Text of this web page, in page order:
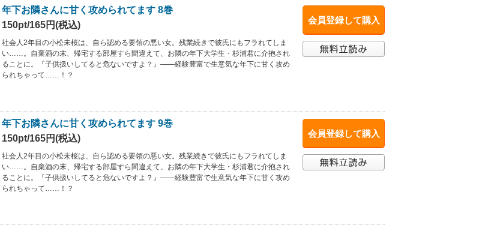
会員登録して購入
年下お隣さんに甘く攻められてます 8巻
150pt/165円(税込)
社会人2年目の小松未桜は、自ら認める要領の悪い女。残業続きで彼氏にもフラれてしま
い……。自棄酒の末、帰宅する部屋すら間違えて、お隣の年下大学生・杉浦君に介抱され
ることに。『子供扱いしてると危ないですよ？』――経験豊富で生意気な年下に甘く攻め
られちゃって……！？
会員登録して購入
年下お隣さんに甘く攻められてます 9巻
150pt/165円(税込)
社会人2年目の小松未桜は、自ら認める要領の悪い女。残業続きで彼氏にもフラれてしま
い……。自棄酒の末、帰宅する部屋すら間違えて、お隣の年下大学生・杉浦君に介抱され
ることに。『子供扱いしてると危ないですよ？』――経験豊富で生意気な年下に甘く攻め
られちゃって……！？